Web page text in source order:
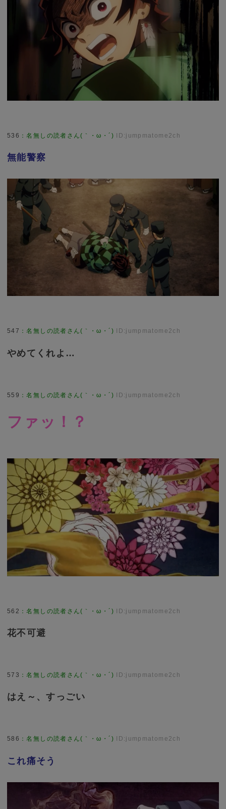
536 ：名無しの読者さん(｀・ω・´) ID:jumpmatome2ch
無能警察
547 ：名無しの読者さん(｀・ω・´) ID:jumpmatome2ch
やめてくれよ…
559 ：名無しの読者さん(｀・ω・´) ID:jumpmatome2ch
ファッ！？
562 ：名無しの読者さん(｀・ω・´) ID:jumpmatome2ch
花不可避
573 ：名無しの読者さん(｀・ω・´) ID:jumpmatome2ch
はえ～、すっごい
586 ：名無しの読者さん(｀・ω・´) ID:jumpmatome2ch
これ痛そう